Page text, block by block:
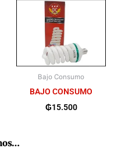
Bajo Consumo
BAJO CONSUMO
₲15.500